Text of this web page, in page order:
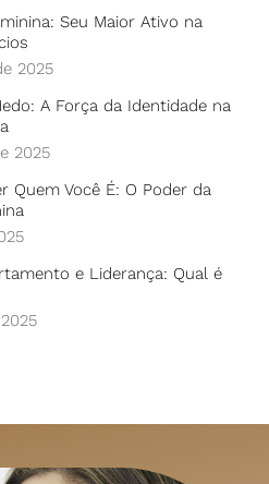
Seu Maior Ativo na
2025
A Força da Identidade na
2025
Quem Você É: O Poder da
e Liderança: Qual é